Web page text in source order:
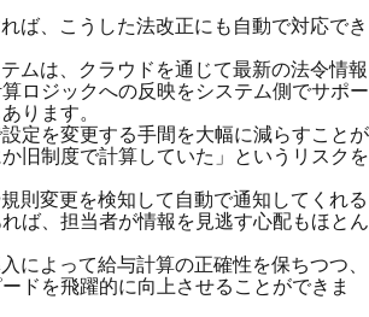
ば、こうした法改正にも自動で対応でき
ムは、クラウドを通じて最新の法令情報
ロジックへの反映をシステム側でサポー
ります。
定を変更する手間を大幅に減らすことが
旧制度で計算していた」というリスクを
則変更を検知して自動で通知してくれる
ば、担当者が情報を見逃す心配もほとん
によって給与計算の正確性を保ちつつ、
ドを飛躍的に向上させることができま